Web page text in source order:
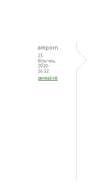
amporn
23
มิถุนายน,
2010 -
16:12
permalink